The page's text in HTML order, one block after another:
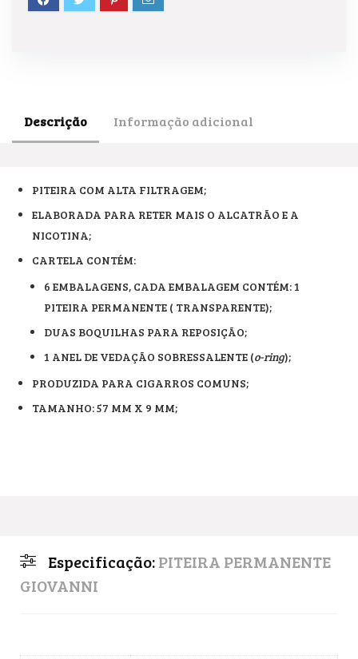
Descrição Informação adicional
PITEIRA COM ALTA FILTRAGEM;
ELABORADA PARA RETER MAIS O ALCATRÃO E A
NICOTINA;
CARTELA CONTÉM:
6 EMBALAGENS, CADA EMBALAGEM CONTÉM: 1
PITEIRA PERMANENTE ( TRANSPARENTE);
DUAS BOQUILHAS PARA REPOSIÇÃO;
1 ANEL DE VEDAÇÃO SOBRESSALENTE (o-ring);
PRODUZIDA PARA CIGARROS COMUNS;
TAMANHO: 57 MM X 9 MM;
Especificação:PITEIRA PERMANENTE
GIOVANNI